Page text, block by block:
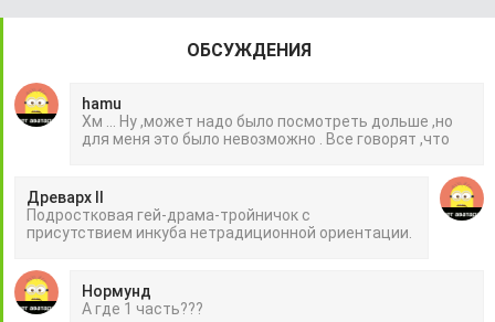
ОБСУЖДЕНИЯ
hamu
Хм ... Ну ,может надо было посмотреть дольше ,но
для меня это было невозможно . Все говорят ,что
Древарх II
Подростковая гей-драма-тройничок с
присутствием инкуба нетрадиционной ориентации.
Нормунд
А где 1 часть???